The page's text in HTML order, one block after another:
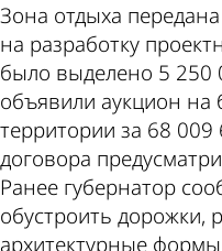
Зона отдыха
на разработку
было выделено 5 250
объявили аукцион на
территории за 68
договора
Ранее губернатор
обустроить дорожки,
архитектурные